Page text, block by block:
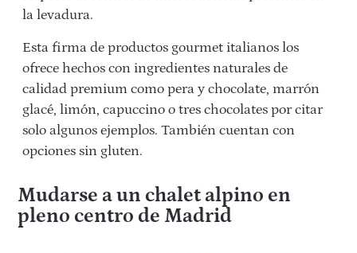
la levadura.
Esta firma de productos gourmet italianos los
ofrece hechos con ingredientes naturales de
calidad premium como pera y chocolate, marrón
glacé, limón, capuccino o tres chocolates por citar
solo algunos ejemplos. También cuentan con
opciones sin gluten.
Mudarse a un chalet alpino en
pleno centro de Madrid